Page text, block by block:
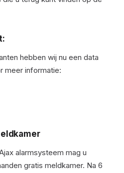
hebben wij nu een data
meer informatie:
alarmsysteem mag u
gratis meldkamer. Na 6